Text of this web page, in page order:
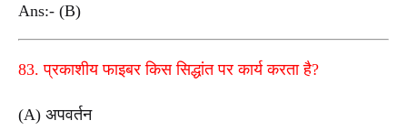
Ans:- (B)
83. प्रकाशीय फाइबर किस सिद्धांत पर कार्य करता है?
(A) अपवर्तन